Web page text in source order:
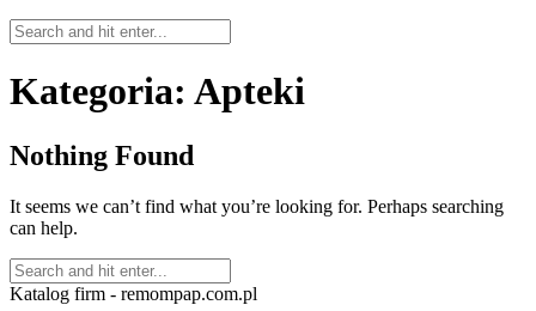
Kategoria: Apteki
Nothing Found
It seems we can’t find what you’re looking for. Perhaps searching
can help.
Katalog firm - remompap.com.pl